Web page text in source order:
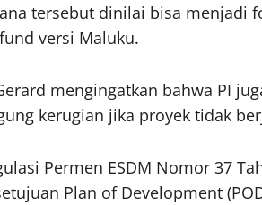
tersebut dinilai bisa menjadi
versi Maluku.
mengingatkan bahwa PI
kerugian jika proyek tidak
Permen ESDM Nomor 37
Plan of Development